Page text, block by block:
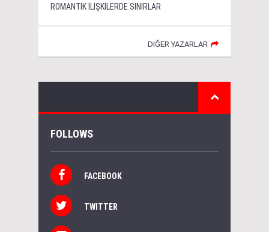
ROMANTİK İLİŞKİLERDE SINIRLAR
DIĞER YAZARLAR
FOLLOWS
FACEBOOK
TWITTER